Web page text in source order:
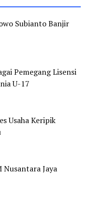
Subianto Banjir
Pemegang Lisensi
U-17
Usaha Keripik
Jaya